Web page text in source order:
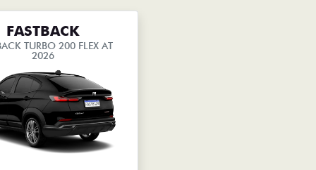
FASTBACK
TURBO 200 FLEX AT
2026